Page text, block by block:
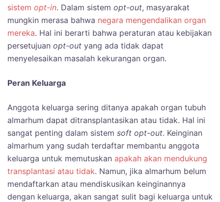
sistem opt-in. Dalam sistem opt-out, masyarakat
mungkin merasa bahwa negara mengendalikan organ
mereka. Hal ini berarti bahwa peraturan atau kebijakan
persetujuan opt-out yang ada tidak dapat
menyelesaikan masalah kekurangan organ.
Peran Keluarga
Anggota keluarga sering ditanya apakah organ tubuh
almarhum dapat ditransplantasikan atau tidak. Hal ini
sangat penting dalam sistem soft opt-out. Keinginan
almarhum yang sudah terdaftar membantu anggota
keluarga untuk memutuskan apakah akan mendukung
transplantasi atau tidak. Namun, jika almarhum belum
mendaftarkan atau mendiskusikan keinginannya
dengan keluarga, akan sangat sulit bagi keluarga untuk